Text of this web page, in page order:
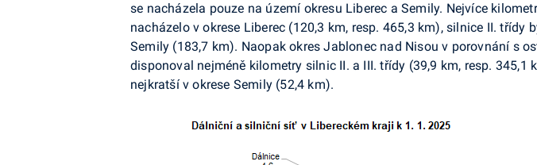
se nacházela pouze na území okresu Liberec a Semily. Nejvíce
nacházelo v okrese Liberec (120,3 km, resp. 465,3 km), silnice II. třídy
Semily (183,7 km). Naopak okres Jablonec nad Nisou v porovnání s
disponoval nejméně kilometry silnic II. a III. třídy (39,9 km, resp. 345,1
nejkratší v okrese Semily (52,4 km).